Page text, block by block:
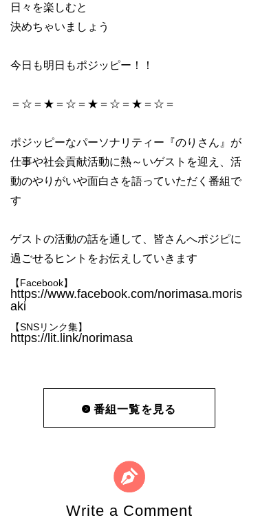
日々を楽しむと
決めちゃいましょう
今日も明日もポジッピー！！
＝☆＝★＝☆＝★＝☆＝★＝☆＝
ポジッピーなパーソナリティー『のりさん』が
仕事や社会貢献活動に熱～いゲストを迎え、活
動のやりがいや面白さを語っていただく番組で
す
ゲストの活動の話を通して、皆さんへポジピに
過ごせるヒントをお伝えしていきます
【Facebook】
https://www.facebook.com/norimasa.moris
aki
【SNSリンク集】
https://lit.link/norimasa
番組一覧を見る
Write a Comment